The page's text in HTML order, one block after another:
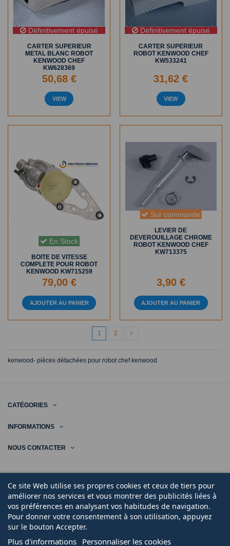
Définitivement épuisé
CARTER SUPERIEUR
METAL BLANC ROBOT
KENWOOD CHEF
KW628369
50,68 €
VIEW
Définitivement épuisé
CARTER SUPERIEUR
ROBOT KENWOOD CHEF
KW533241
31,62 €
VIEW
En Stock
BOITE DE VITESSE
COMPLETE POUR ROBOT
KENWOOD KW715259
79,00 €
AJOUTER AU PANIER
Sur commande
LEVIER DE
DEVEROUILLAGE CHROME
ROBOT KENWOOD CHEF
KW713375
3,90 €
AJOUTER AU PANIER
1 2
kenwood- pièces détachées pour robot chef kenwood
CATÉGORIES
INFORMATIONS
NOUS CONTACTER
Ce site Web utilise ses propres cookies et ceux de tiers pour
améliorer nos services et vous montrer des publicités liées à
vos préférences en analysant vos habitudes de navigation.
Pour donner votre consentement à son utilisation, appuyez
sur le bouton Accepter.
Plus d'informations Personnaliser les cookies
© 2020 | Midi Pièce Ménager | Mentions légales Création de boutique en ligne Keole.net, agence web